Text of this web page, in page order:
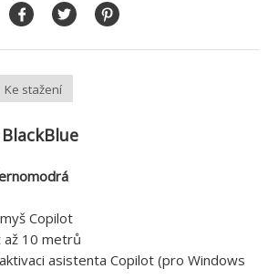
Ke stažení
BlackBlue
Copilot
až 10 metrů
asistenta Copilot (pro Windows